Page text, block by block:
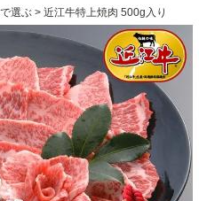
選ぶ 近江牛特上焼肉 500g入り